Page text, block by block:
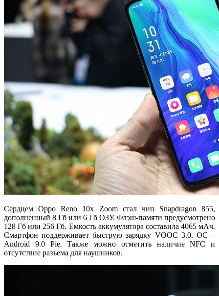
Сердцем Oppo Reno 10x Zoom стал чип Snapdragon 855,
дополненный 8 Гб или 6 Гб ОЗУ. Флэш-памяти предусмотрено
128 Гб или 256 Гб. Емкость аккумулятора составила 4065 мАч.
Смартфон поддерживает быструю зарядку VOOC 3.0. ОС –
Android 9.0 Pie. Также можно отметить наличие NFC и
отсутствие разъема для наушников.